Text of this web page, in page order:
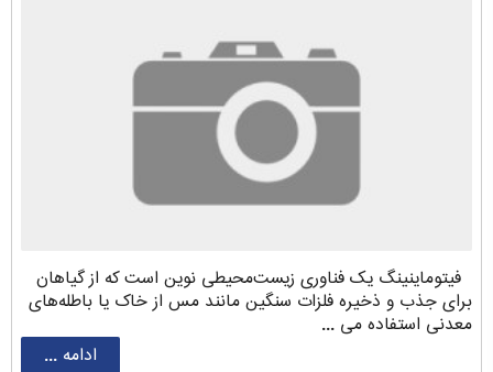
فیتوماینینگ یک فناوری زیست‌محیطی نوین است که از گیاهان
برای جذب و ذخیره فلزات سنگین مانند مس از خاک یا باطله‌های
معدنی استفاده می ...
ادامه ...